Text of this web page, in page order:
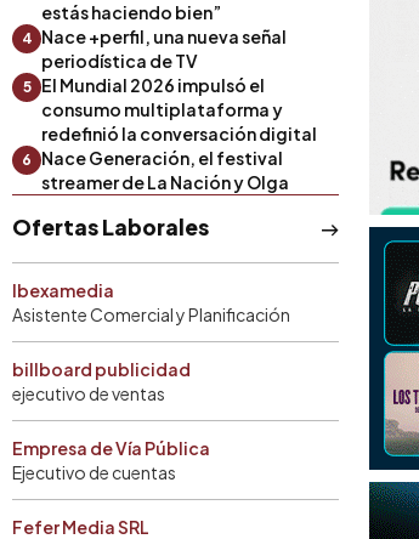
estás haciendo bien”
4 Nace +perfil, una nueva señal
periodística de TV
5
El Mundial 2026 impulsó el
consumo multiplataforma y
redefinió la conversación digital
6
Nace Generación, el festival
streamer de La Nación y Olga
Ofertas Laborales
Ibexamedia
Asistente Comercial y Planificación
billboard publicidad
ejecutivo de ventas
Empresa de Vía Pública
Ejecutivo de cuentas
Fefer Media SRL